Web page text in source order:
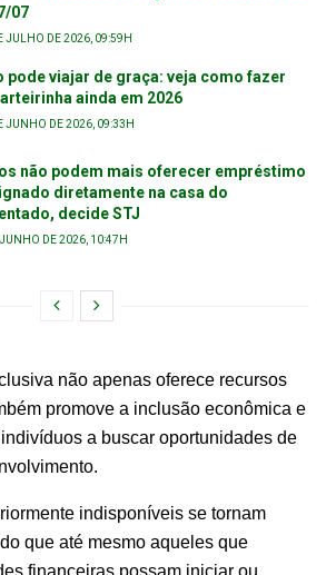
07
JULHO DE 2026, 09:59H
pode viajar de graça: veja como fazer
ainda em 2026
JUNHO DE 2026, 09:33H
não podem mais oferecer empréstimo
diretamente na casa do
decide STJ
DE 2026, 10:47H
não apenas oferece recursos
promove a inclusão econômica e
a buscar oportunidades de
indisponíveis se tornam
que até mesmo aqueles que
financeiras possam iniciar ou